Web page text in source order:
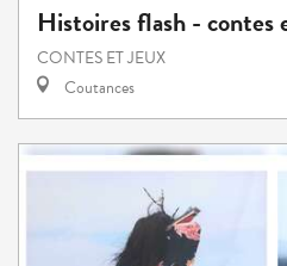
Histoires flash - contes
CONTES ET JEUX
Coutances